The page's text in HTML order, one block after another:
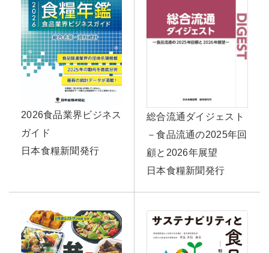
2026食品業界ビジネス
ガイド
日本食糧新聞発行
総合流通ダイジェスト
－食品流通の2025年回
顧と2026年展望
日本食糧新聞発行